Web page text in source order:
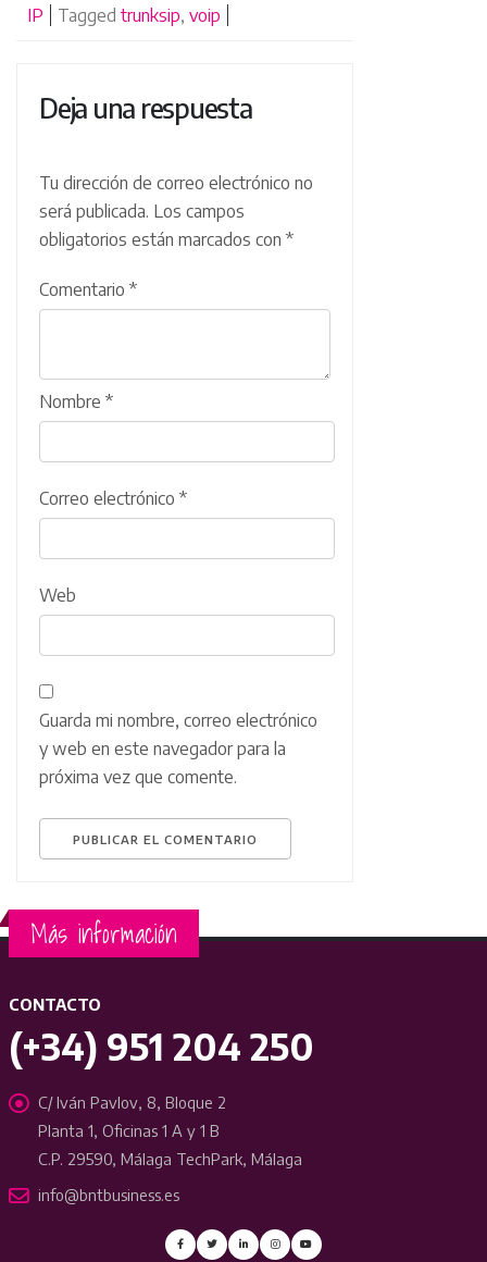
IP
Tagged trunksip, voip
Deja una respuesta
Tu dirección de correo electrónico no
será publicada. Los campos
obligatorios están marcados con *
Comentario *
Nombre *
Correo electrónico *
Web
Guarda mi nombre, correo electrónico
y web en este navegador para la
próxima vez que comente.
Más información
CONTACTO
(+34) 951 204 250
C/ Iván Pavlov, 8, Bloque 2
Planta 1, Oficinas 1 A y 1 B
C.P. 29590, Málaga TechPark, Málaga
info@bntbusiness.es